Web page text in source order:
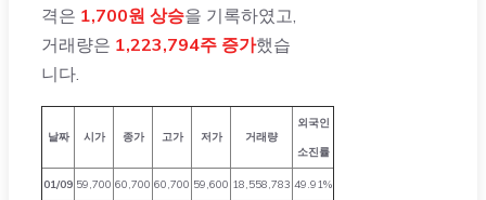
격은 1,700원 상승을 기록하였고,
거래량은 1,223,794주 증가했습
니다.
날짜 시가 종가 고가 저가 거래량
외국인
소진률
01/09 59,700 60,700 60,700 59,600 18,558,783 49.91%